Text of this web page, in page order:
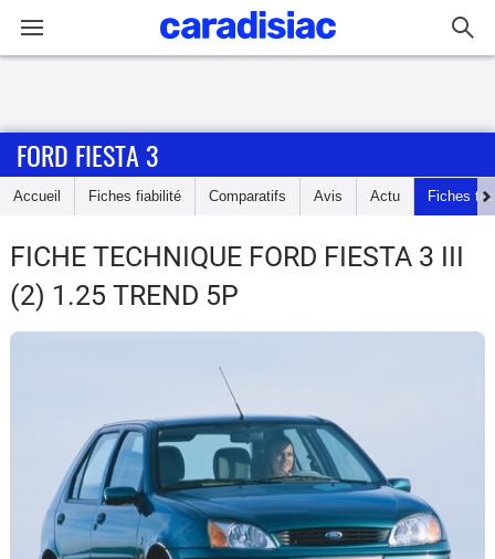
Accueil
Essais
Guide
Utilitaires
Flottes
Auto
FORD FIESTA 3
Accueil Fiches fiabilité Comparatifs Avis Actu Fiches
FICHE TECHNIQUE FORD FIESTA 3 III
(2) 1.25 TREND 5P